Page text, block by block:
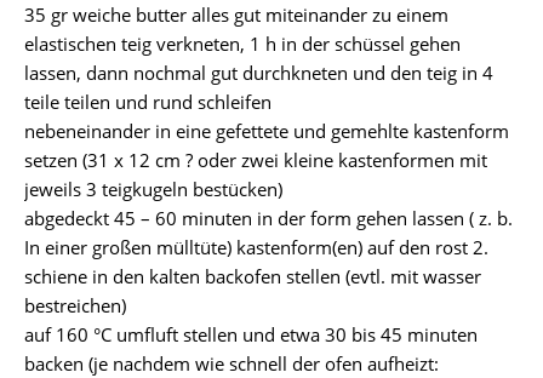
35 gr weiche butter alles gut miteinander zu einem
elastischen teig verkneten, 1 h in der schüssel gehen
lassen, dann nochmal gut durchkneten und den teig in 4
teile teilen und rund schleifen
nebeneinander in eine gefettete und gemehlte kastenform
setzen (31 x 12 cm ? oder zwei kleine kastenformen mit
jeweils 3 teigkugeln bestücken)
abgedeckt 45 – 60 minuten in der form gehen lassen ( z. b.
In einer großen mülltüte) kastenform(en) auf den rost 2.
schiene in den kalten backofen stellen (evtl. mit wasser
bestreichen)
auf 160 °C umfluft stellen und etwa 30 bis 45 minuten
backen (je nachdem wie schnell der ofen aufheizt: